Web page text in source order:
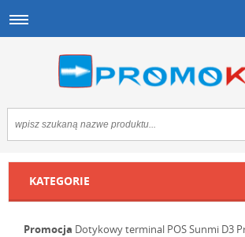
KATEGORIE
Promocja Dotykowy terminal POS Sunmi D3